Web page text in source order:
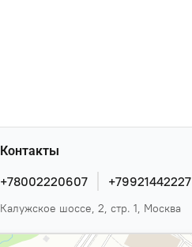
Контакты
+78002220607 +79921442227
Калужское шоссе, 2, стр. 1, Москва